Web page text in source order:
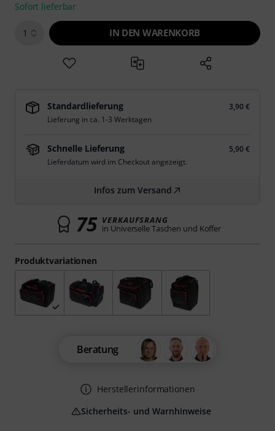
Produktvariationen
Sofort lieferbar
1 IN DEN WARENKORB
Standardlieferung
3,90 €
Lieferung in ca. 1-3 Werktagen
Schnelle Lieferung
5,90 €
Lieferdatum wird im Checkout angezeigt.
Infos zum Versand
75 VERKAUFSRANG
in Universelle Taschen und Koffer
Beratung
Herstellerinformationen
Sicherheits- und Warnhinweise